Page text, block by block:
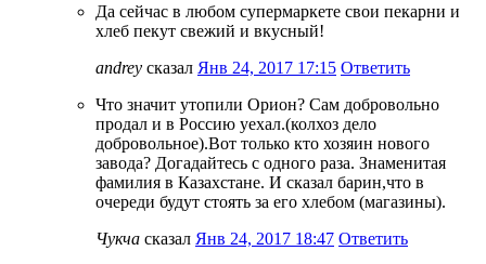
Да сейчас в любом супермаркете свои пекарни и
хлеб пекут свежий и вкусный!
andrey сказал Янв 24, 2017 17:15 Ответить
Что значит утопили Орион? Сам добровольно
продал и в Россию уехал.(колхоз дело
добровольное).Вот только кто хозяин нового
завода? Догадайтесь с одного раза. Знаменитая
фамилия в Казахстане. И сказал барин,что в
очереди будут стоять за его хлебом (магазины).
Чукча сказал Янв 24, 2017 18:47 Ответить